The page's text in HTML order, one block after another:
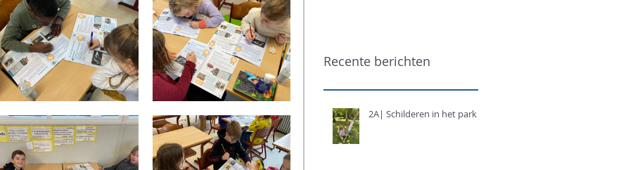
Recente berichten
2A| Schilderen in het park